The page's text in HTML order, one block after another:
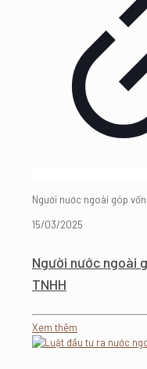
Người nước ngoài góp
15/03/2025
Người nước ngoài
TNHH
Xem thêm